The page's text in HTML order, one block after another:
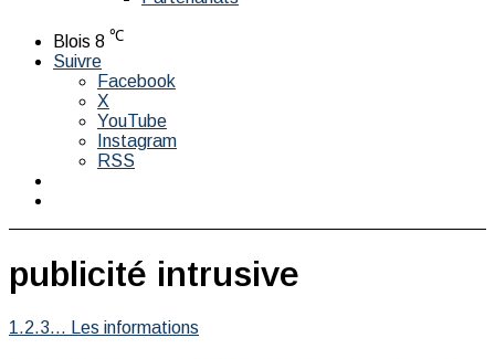
Blois 8 ℃
Suivre
Facebook
X
YouTube
Instagram
RSS
publicité intrusive
1.2.3... Les informations